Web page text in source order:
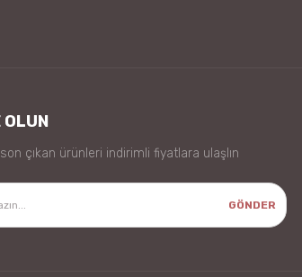
OLUN
çıkan ürünleri indirimli fiyatlara ulaşlın
GÖNDER